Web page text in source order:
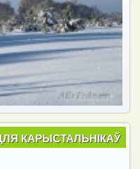
КАРЫСТАЛЬНІКАЎ